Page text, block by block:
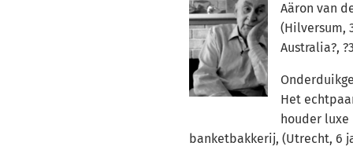
Aäron van
(Hilversum,
Australia?,
Het
houder
banketbakkerij, (Utrecht, 6